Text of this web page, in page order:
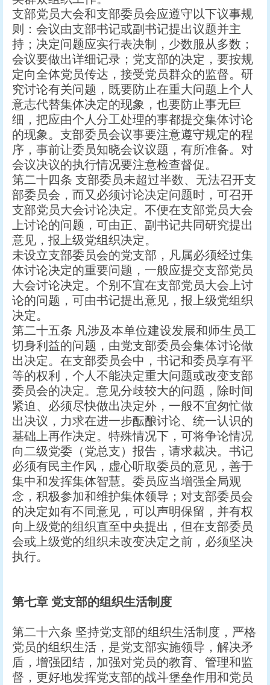
支部党员大会和支部委员会应遵守以下议事规
则：会议由支部书记或副书记提出议题并主
持；决定问题应实行表决制，少数服从多数；
会议要做出详细记录；党支部的决定，要按规
定向全体党员传达，接受党员群众的监督。研
究讨论有关问题，既要防止在重大问题上个人
意志代替集体决定的现象，也要防止事无巨
细，把应由个人分工处理的事都提交集体讨论
的现象。支部委员会议事要注意遵守规定的程
序，事前让委员知晓会议议题，有所准备。对
会议决议的执行情况要注意检查督促。
第二十四条 支部委员未超过半数、无法召开支
部委员会，而又必须讨论决定问题时，可召开
支部党员大会讨论决定。不便在支部党员大会
上讨论的问题，可由正、副书记共同研究提出
意见，报上级党组织决定。
未设立支部委员会的党支部，凡属必须经过集
体讨论决定的重要问题，一般应提交支部党员
大会讨论决定。个别不宜在支部党员大会上讨
论的问题，可由书记提出意见，报上级党组织
决定。
第二十五条 凡涉及本单位建设发展和师生员工
切身利益的问题，由党支部委员会集体讨论做
出决定。在支部委员会中，书记和委员享有平
等的权利，个人不能决定重大问题或改变支部
委员会的决定。意见分歧较大的问题，除时间
紧迫、必须尽快做出决定外，一般不宜匆忙做
出决议，力求在进一步酝酿讨论、统一认识的
基础上再作决定。特殊情况下，可将争论情况
向二级党委（党总支）报告，请求裁决。书记
必须有民主作风，虚心听取委员的意见，善于
集中和发挥集体智慧。委员应当增强全局观
念，积极参加和维护集体领导；对支部委员会
的决定如有不同意见，可以声明保留，并有权
向上级党的组织直至中央提出，但在支部委员
会或上级党的组织未改变决定之前，必须坚决
执行。
第七章 党支部的组织生活制度
第二十六条 坚持党支部的组织生活制度，严格
党员的组织生活，是党支部实施领导，解决矛
盾，增强团结，加强对党员的教育、管理和监
督，更好地发挥党支部的战斗堡垒作用和党员